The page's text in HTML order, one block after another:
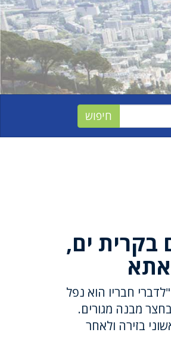
מסולם בקרית ים,
אתא
חבריו הוא נפל
מבנה מגורים.
בזירה ולאחר